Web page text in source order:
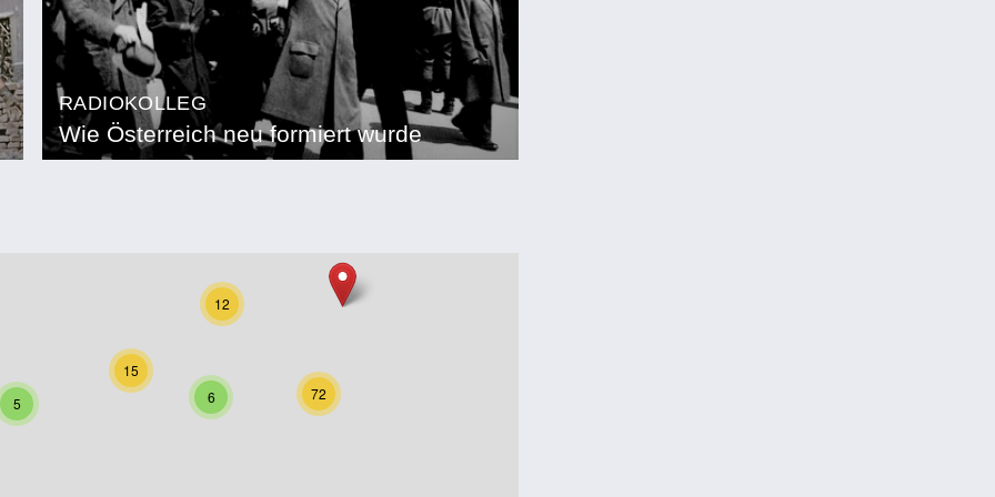
RADIOKOLLEG
Wie Österreich neu formiert wurde
5
12
15
6
72